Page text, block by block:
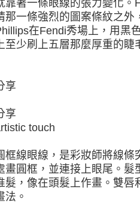
靠著一條眼線的張力變化
那一條強烈的圖案條紋之
在Fendi秀場上，用黑
至少刷上五層那麼厚重的
享
享
touch
框線眼線，是彩妝師將線
畫圓框，並連接上眼尾。
髮，像在頭髮上作畫。雙唇
法。